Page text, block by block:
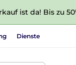
ist da! Bis zu
Dienste